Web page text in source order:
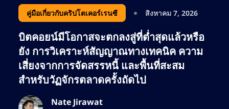
ด้วยความหลงใหลในด้านการเงิน เทคโนโลยี
บล็อกเชน และการตลาดที่ขับเคลื่อนด้วยข้อมูล
เนทยังคงขยายขอบเขตในวงการ SEO อย่างต่อ
เนื่อง ช่วยให้แบรนด์ต่างๆ เพิ่มการมองเห็นทาง
ออนไลน์ให้สูงสุด และดึงดูดกลุ่มลูกค้าที่ภักดีทั้ง
เทรดเดอร์และนักลงทุน
คู่มือเกี่ยวกับคริปโตเคอร์เรนซี สิงหาคม 7, 2026
บิตคอยน์มีโอกาสจะตกลงสู่ที่ต่ำสุดแล้วหรือ
ยัง การวิเคราะห์สัญญาณทางเทคนิค ความ
เสี่ยงจากการจัดสรรหนี้ และพื้นที่สะสม
สำหรับวัฏจักรตลาดครั้งถัดไป
Nate Jirawat